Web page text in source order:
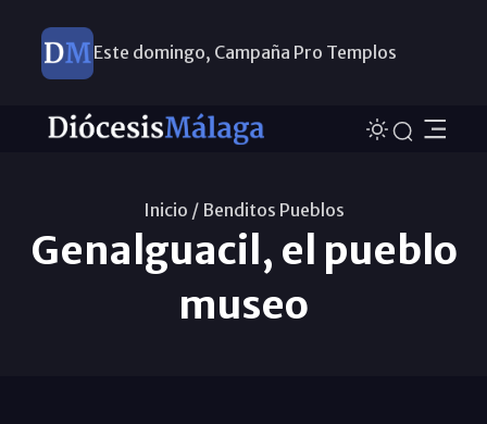
Este domingo, Campaña Pro Templos
Inicio / Benditos Pueblos
Genalguacil, el pueblo
museo